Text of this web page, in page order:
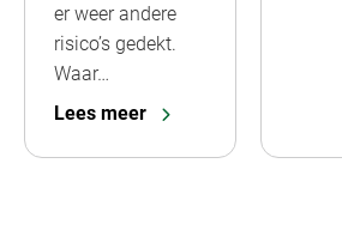
er weer andere
risico’s gedekt.
Waar…
Lees meer